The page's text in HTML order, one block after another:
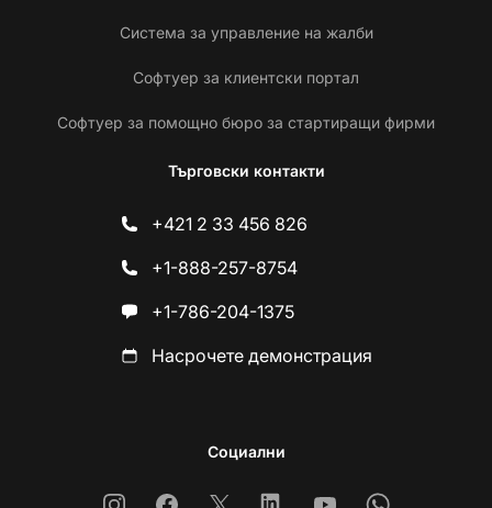
Система за управление на жалби
Софтуер за клиентски портал
Софтуер за помощно бюро за стартиращи фирми
Търговски контакти
+421 2 33 456 826
+1-888-257-8754
+1-786-204-1375
Насрочете демонстрация
Социални